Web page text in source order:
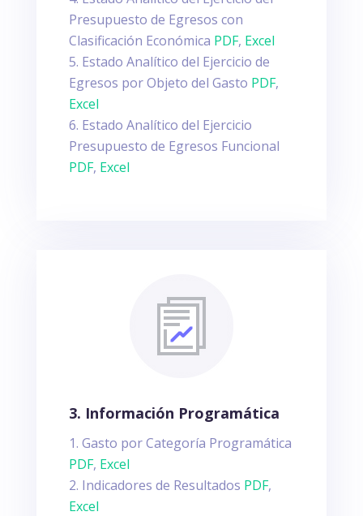
Presupuesto de Egresos con
Clasificación Económica PDF, Excel
Estado Analítico del Ejercicio de
Egresos por Objeto del Gasto PDF,
Excel
Estado Analítico del Ejercicio
Presupuesto de Egresos Funcional
PDF, Excel
3. Información Programática
Gasto por Categoría Programática
PDF, Excel
Indicadores de Resultados PDF,
Excel